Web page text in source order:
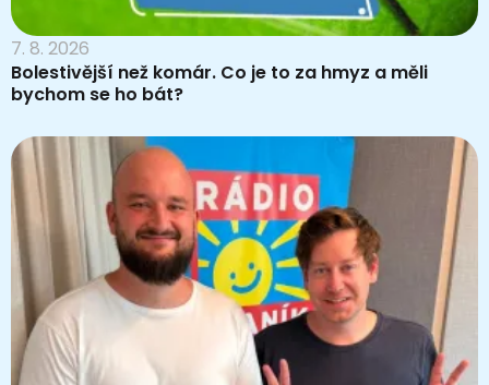
7. 8. 2026
Bolestivější než komár. Co je to za hmyz a měli
bychom se ho bát?